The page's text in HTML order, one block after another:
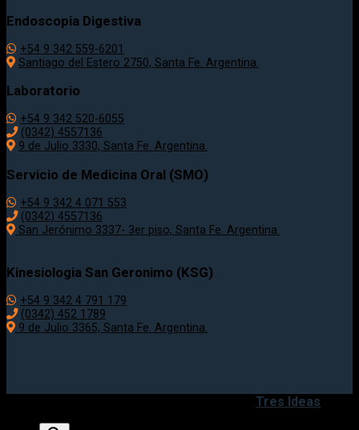
Endoscopia Digestiva
+54 9 342 559-6201
Santiago del Estero 2750, Santa Fe. Argentina.
Laboratorio
+54 9 342 520-6055
(0342) 4557136
9 de Julio 3330, Santa Fe. Argentina.
Servicio de Medicina Oral (SMO)
+54 9 342 4 071 553
(0342) 4557136
San Jerónimo 3337- 3er piso, Santa Fe. Argentina.
Kinesiologia San Geronimo (KSG)
+54 9 342 4 791 179
(0342) 452 1789
9 de Julio 3365, Santa Fe. Argentina.
Tres Ideas